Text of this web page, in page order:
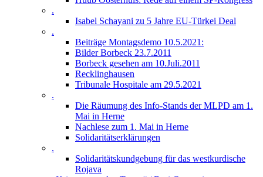
.
Isabel Schayani zu 5 Jahre EU-Türkei Deal
.
Beiträge Montagsdemo 10.5.2021:
Bilder Borbeck 23.7.2011
Borbeck gesehen am 10.Juli.2011
Recklinghausen
Tribunale Hospitale am 29.5.2021
.
Die Räumung des Info-Stands der MLPD am 1.
Mai in Herne
Nachlese zum 1. Mai in Herne
Solidaritätserklärungen
.
Solidaritätskundgebung für das westkurdische
Rojava